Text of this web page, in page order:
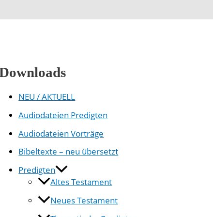
NEU / AKTUELL
Audiodateien Predigten
Audiodateien Vorträge
Bibeltexte – neu übersetzt
Predigten
Altes Testament
Neues Testament